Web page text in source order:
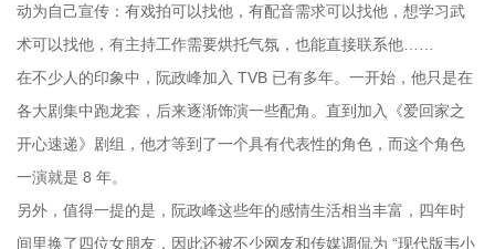
动为自己宣传：有戏拍可以找他，有配音需求可以找他，想学习武
术可以找他，有主持工作需要烘托气氛，也能直接联系他……
在不少人的印象中，阮政峰加入 TVB 已有多年。一开始，他只是在
各大剧集中跑龙套，后来逐渐饰演一些配角。直到加入《爱回家之
开心速递》剧组，他才等到了一个具有代表性的角色，而这个角色
一演就是 8 年。
另外，值得一提的是，阮政峰这些年的感情生活相当丰富，四年时
间里换了四位女朋友，因此还被不少网友和传媒调侃为 “现代版韦小